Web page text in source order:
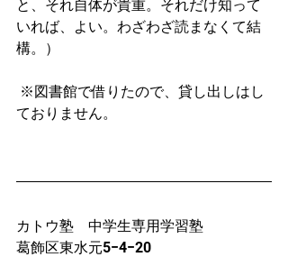
と、それ自体が貴重。それだけ知って
いれば、よい。わざわざ読まなくて結
構。）
ておりません。
カトウ塾　中学生専用学習塾
葛飾区東水元5−4−20